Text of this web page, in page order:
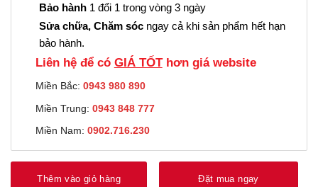
Bảo hành 1 đổi 1 trong vòng 3 ngày
Sửa chữa, Chăm sóc ngay cả khi sản phẩm hết hạn
bảo hành.
Liên hệ để có GIÁ TỐThơn giá website
Miền Bắc: 0943 980 890
Miền Trung: 0943 848 777
Miền Nam: 0902.716.230
Thêm vào giỏ hàng Đặt mua ngay